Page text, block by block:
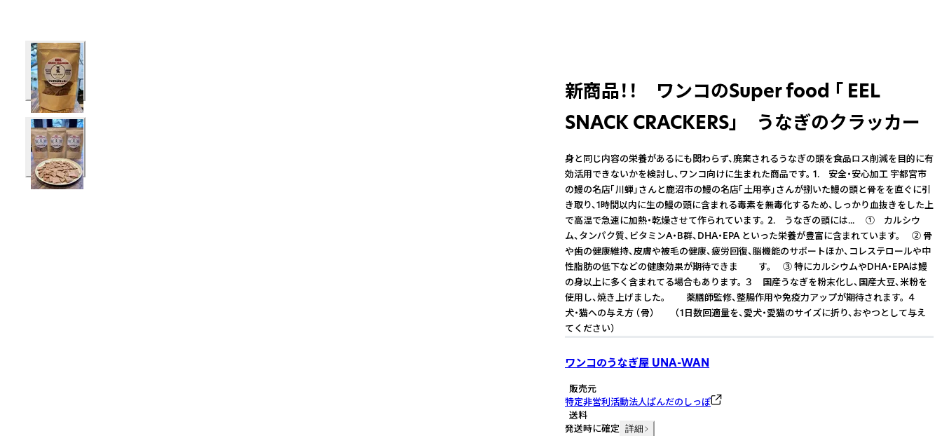
新商品！！ ワンコのSuper food 「 EEL
SNACK CRACKERS」 うなぎのクラッカー
身と同じ内容の栄養があるにも関わらず、廃棄されるうなぎの頭を食品ロス削減を目的に有
効活用できないかを検討し、ワンコ向けに生まれた商品です。 1. 安全・安心加工 宇都宮市
の鰻の名店「川蝉」さんと鹿沼市の鰻の名店「土用亭」さんが捌いた鰻の頭と骨をを直ぐに引
き取り、1時間以内に生の鰻の頭に含まれる毒素を無毒化するため、しっかり血抜きをした上
で高温で急速に加熱・乾燥させて作られています。 2. うなぎの頭には... ① カルシウ
ム、タンパク質、ビタミンA・B群、DHA・EPA といった栄養が豊富に含まれています。 ② 骨
や歯の健康維持、皮膚や被毛の健康、疲労回復、脳機能のサポートほか、コレステロールや中
性脂肪の低下などの健康効果が期待できま す。 ③ 特にカルシウムやDHA・EPAは鰻
の身以上に多く含まれてる場合もあります。 ３ 国産うなぎを粉末化し、国産大豆、米粉を
使用し、焼き上げました。 薬膳師監修、整腸作用や免疫力アップが期待されます。 ４
犬・猫への与え方 （骨） （1日数回適量を、愛犬・愛猫のサイズに折り、おやつとして与え
てください）
ワンコのうなぎ屋 UNA-WAN
販売元
特定非営利活動法人ぱんだのしっぽ
送料
発送時に確定 詳細